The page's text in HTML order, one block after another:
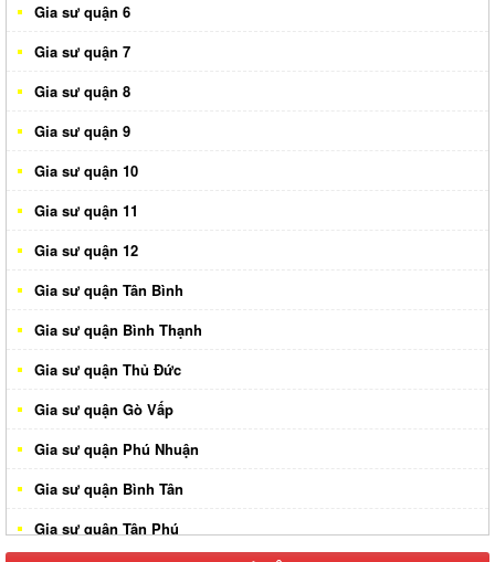
Gia sư quận 6
Gia sư quận 7
Gia sư quận 8
Gia sư quận 9
Gia sư quận 10
Gia sư quận 11
Gia sư quận 12
Gia sư quận Tân Bình
Gia sư quận Bình Thạnh
Gia sư quận Thủ Đức
Gia sư quận Gò Vấp
Gia sư quận Phú Nhuận
Gia sư quận Bình Tân
Gia sư quận Tân Phú